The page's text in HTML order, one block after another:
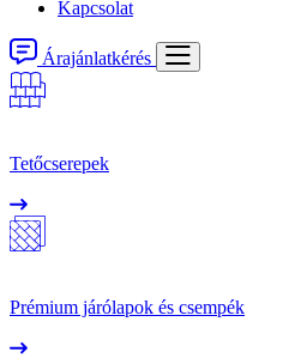
Kapcsolat
Árajánlatkérés
Tetőcserepek
Prémium járólapok és csempék